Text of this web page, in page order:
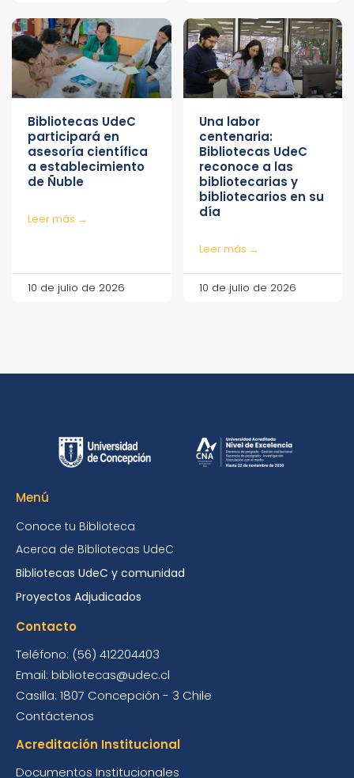
Bibliotecas UdeC
participará en
asesoría científica
a establecimiento
de Ñuble
Leer más →
10 de julio de 2026
Una labor
centenaria:
Bibliotecas UdeC
reconoce a las
bibliotecarias y
bibliotecarios en su
día
Leer más →
10 de julio de 2026
Menú
Conoce tu Biblioteca
Acerca de Bibliotecas UdeC
Bibliotecas UdeC y comunidad
Proyectos Adjudicados
Contacto
Teléfono: (56) 412204403
Email: bibliotecas@udec.cl
Casilla: 1807 Concepción - 3 Chile
Contáctenos
Acreditación Institucional
Documentos Institucionales